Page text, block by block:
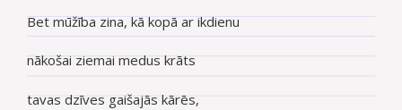
Bet mūžība zina, kā kopā ar ikdienu
nākošai ziemai medus krāts
tavas dzīves gaišajās kārēs,